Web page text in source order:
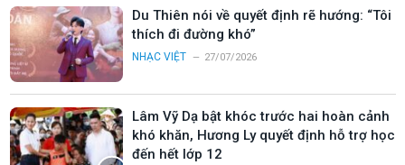
Du Thiên nói về quyết định rẽ hướng: “Tôi
thích đi đường khó”
NHẠC VIỆT 27/07/2026
Lâm Vỹ Dạ bật khóc trước hai hoàn cảnh
khó khăn, Hương Ly quyết định hỗ trợ học
đến hết lớp 12